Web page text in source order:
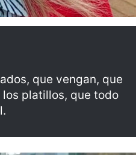
que vengan, que
platillos, que todo